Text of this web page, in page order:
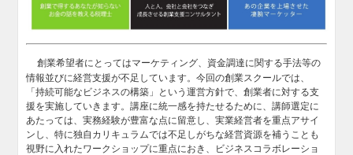
創業希望者にとってはマーケティング、資金調達に関する手法等の
情報並びに経営支援が不足しています。今回の創業スクールでは、
「持続可能なビジネスの構築」という運営方針で、創業者に対する支
援を実施していきます。講座に統一感を持たせるために、講師選定に
あたっては、実務経験が豊富な点に留意し、実業経営者を重点アサイ
ンし、特に独自カリキュラムでは不足しがちな経営資源を補うことも
視野に入れたワークショップに重点におき、ビジネスコラボレーショ